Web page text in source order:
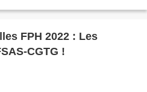
FPH 2022 : Les
CGTG !